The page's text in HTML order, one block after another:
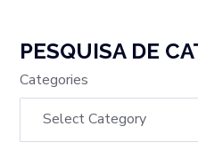
PESQUISA DE
Categories